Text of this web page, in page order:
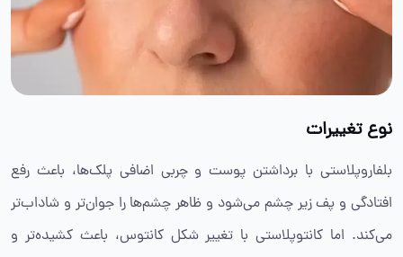
نوع تغییرات
بلفاروپلاستی با برداشتن پوست و چربی اضافی پلک‌ها، باعث رفع
افتادگی و پف زیر چشم می‌شود و ظاهر چشم‌ها را جوان‌تر و شاداب‌تر
می‌کند. اما کانتوپلاستی با تغییر شکل کانتوس، باعث کشیده‌تر و